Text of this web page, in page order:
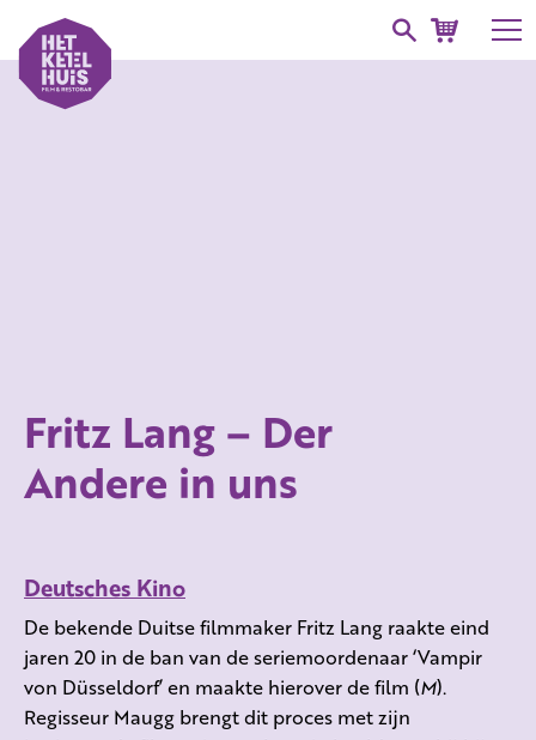
Fritz Lang – Der
Andere in uns
Deutsches Kino
De bekende Duitse filmmaker Fritz Lang raakte eind
jaren 20 in de ban van de seriemoordenaar ‘Vampir
von Düsseldorf’ en maakte hierover de film (M).
Regisseur Maugg brengt dit proces met zijn